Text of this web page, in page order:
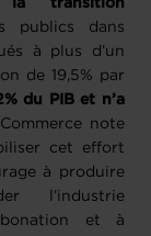
la transition
publics dans
à plus d’un
de 19,5% par
du PIB et n’a
note
cet effort
à produire
l’industrie
et à